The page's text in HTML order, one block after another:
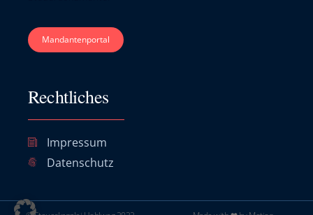
Mandantenportal
Rechtliches
Impressum
Datenschutz